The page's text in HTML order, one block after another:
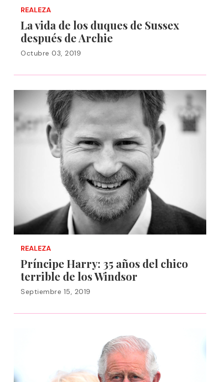
REALEZA
La vida de los duques de Sussex
después de Archie
Octubre 03, 2019
REALEZA
Príncipe Harry: 35 años del chico
terrible de los Windsor
Septiembre 15, 2019